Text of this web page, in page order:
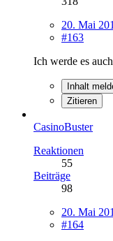
20. Mai
#163
Ich werde es
Inhalt
Zitieren
CasinoBuster
Reaktionen
55
Beiträge
98
20. Mai
#164